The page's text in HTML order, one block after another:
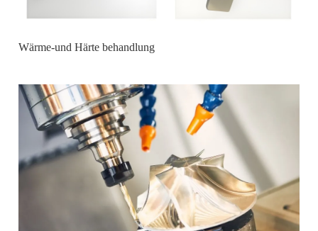
Wärme-und Härte behandlung